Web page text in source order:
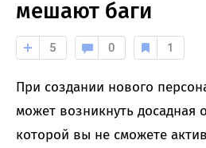
мешают баги
5 0 1
При создании нового
может возникнуть досадная
которой вы не сможете